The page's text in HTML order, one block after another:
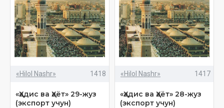
«Hilol Nashr» 1418
«Ҳадис ва Ҳаёт» 29-жуз
(экспорт учун)
«Hilol Nashr» 1417
«Ҳадис ва Ҳаёт» 28-жуз
(экспорт учун)